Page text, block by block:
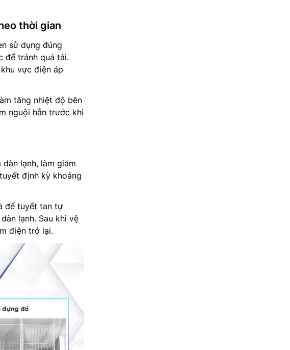
thời gian
sử dụng đúng
để tránh quá tải.
vực điện áp
tăng nhiệt độ bên
nguội hẳn trước khi
lạnh, làm giảm
định kỳ khoảng
để tuyết tan tự
lạnh. Sau khi vệ
điện trở lại.